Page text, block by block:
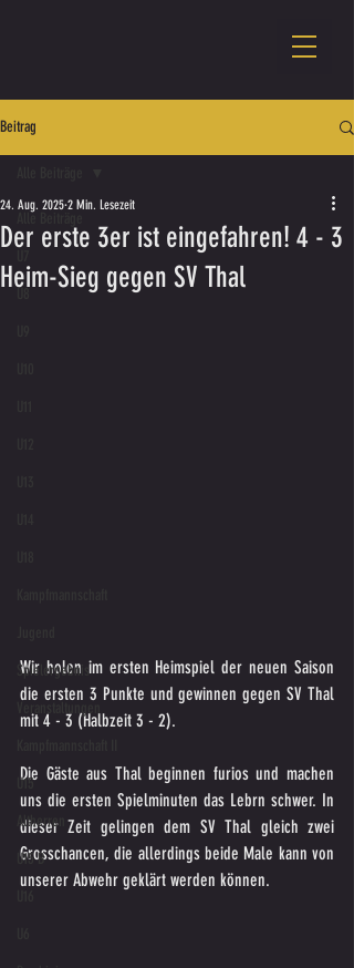
Beitrag
Alle Beiträge
U8
Spielergebnis
Veranstaltungen
U15
Altherren
U15 B
Der erste 3er ist eingefahren! 4 - 3
Heim-Sieg gegen SV Thal
24. Aug. 2025 2 Min. Lesezeit
Wir holen im ersten Heimspiel der neuen Saison
die ersten 3 Punkte und gewinnen gegen SV Thal
mit 4 - 3 (Halbzeit 3 - 2).
Die Gäste aus Thal beginnen furios und machen
uns die ersten Spielminuten das Lebrn schwer. In
dieser Zeit gelingen dem SV Thal gleich zwei
Grosschancen, die allerdings beide Male kann von
unserer Abwehr geklärt werden können.